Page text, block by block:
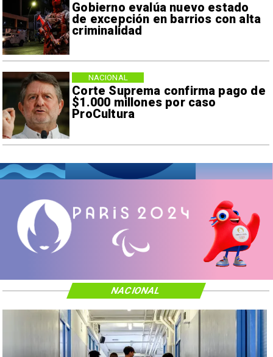
Gobierno evalúa nuevo estado
de excepción en barrios con alta
criminalidad
Corte Suprema confirma pago de
$1.000 millones por caso
ProCultura
NACIONAL
NACIONAL